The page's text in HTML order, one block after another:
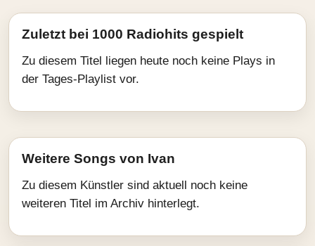
Zuletzt bei 1000 Radiohits gespielt
Zu diesem Titel liegen heute noch keine Plays in
der Tages-Playlist vor.
Weitere Songs von Ivan
Zu diesem Künstler sind aktuell noch keine
weiteren Titel im Archiv hinterlegt.